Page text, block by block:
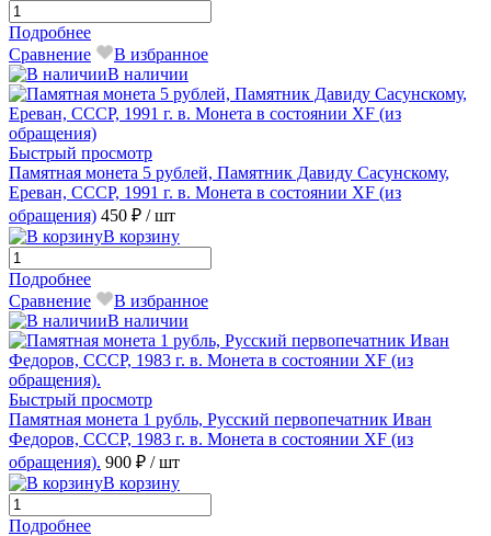
Подробнее
Сравнение
В избранное
В наличии
Быстрый просмотр
Памятная монета 5 рублей, Памятник Давиду Сасунскому,
Ереван, СССР, 1991 г. в. Монета в состоянии XF (из
обращения) 450 ₽ / шт
В корзину
Подробнее
Сравнение
В избранное
В наличии
Быстрый просмотр
Памятная монета 1 рубль, Русский первопечатник Иван
Федоров, СССР, 1983 г. в. Монета в состоянии XF (из
обращения). 900 ₽ / шт
В корзину
Подробнее